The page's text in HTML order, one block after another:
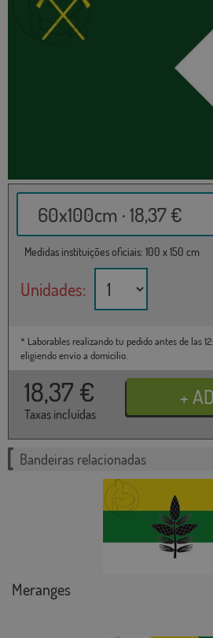
60x100cm · 18,37 €
Medidas instituições oficiais: 100 x 150 cm
Unidades:
* Laborables realizando tu pedido antes de las
eligiendo envío a domicilio.
18,37 €
Taxas incluídas
Bandeiras relacionadas
Meranges